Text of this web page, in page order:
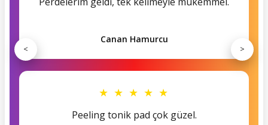
Canan Hamurcu
★ ★ ★ ★ ★
Peeling tonik pad çok güzel.
< >